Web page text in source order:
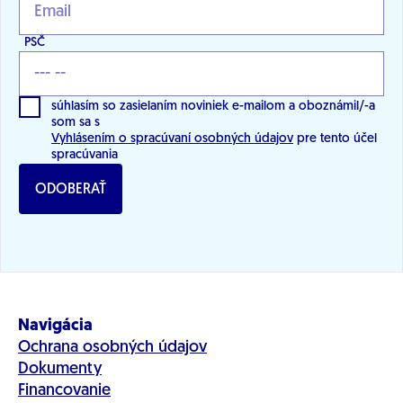
PSČ
súhlasím so zasielaním noviniek e-mailom a oboznámil/-a
som sa s
Vyhlásením o spracúvaní osobných údajov pre tento účel
spracúvania
ODOBERAŤ
Navigácia
Ochrana osobných údajov
Dokumenty
Financovanie